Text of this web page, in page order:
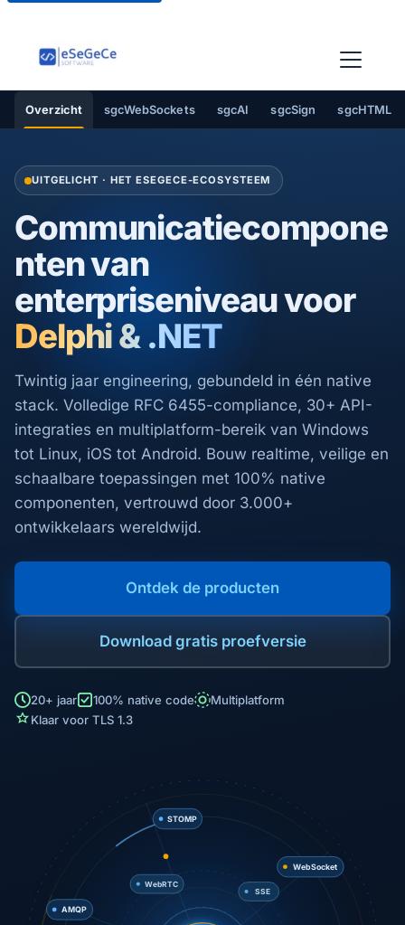
Overzicht sgcWebSockets sgcAI sgcSign sgcHTML
UITGELICHT · HET ESEGECE-ECOSYSTEEM
Communicatiecompone
nten van
enterpriseniveau voor
Delphi & .NET
Twintig jaar engineering, gebundeld in één native
stack. Volledige RFC 6455-compliance, 30+ API-
integraties en multiplatform-bereik van Windows
tot Linux, iOS tot Android. Bouw realtime, veilige en
schaalbare toepassingen met 100% native
componenten, vertrouwd door 3.000+
ontwikkelaars wereldwijd.
Ontdek de producten
Download gratis proefversie
20+ jaar 100% native code
Multiplatform
Klaar voor TLS 1.3
WebSocket
AMQP
STOMP
SSE